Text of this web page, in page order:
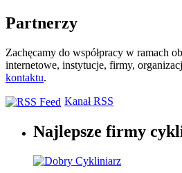
Partnerzy
Zachęcamy do współpracy w ramach
internetowe, instytucje, firmy,
kontaktu.
Kanał RSS
Najlepsze firmy